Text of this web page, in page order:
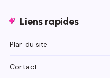
Liens rapides
Plan du site
Contact